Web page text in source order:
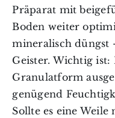
Präparat mit
Boden weiter
mineralisch düngst
Geister. Wichtig
Granulatform
genügend
Sollte es eine